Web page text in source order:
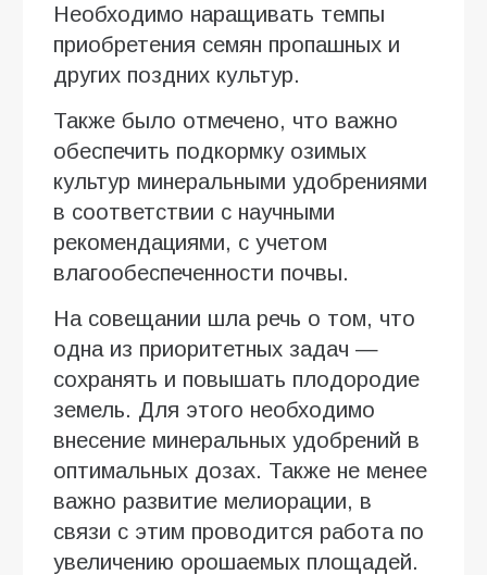
Необходимо наращивать темпы
приобретения семян пропашных и
других поздних культур.
Также было отмечено, что важно
обеспечить подкормку озимых
культур минеральными удобрениями
в соответствии с научными
рекомендациями, с учетом
влагообеспеченности почвы.
На совещании шла речь о том, что
одна из приоритетных задач —
сохранять и повышать плодородие
земель. Для этого необходимо
внесение минеральных удобрений в
оптимальных дозах. Также не менее
важно развитие мелиорации, в
связи с этим проводится работа по
увеличению орошаемых площадей.